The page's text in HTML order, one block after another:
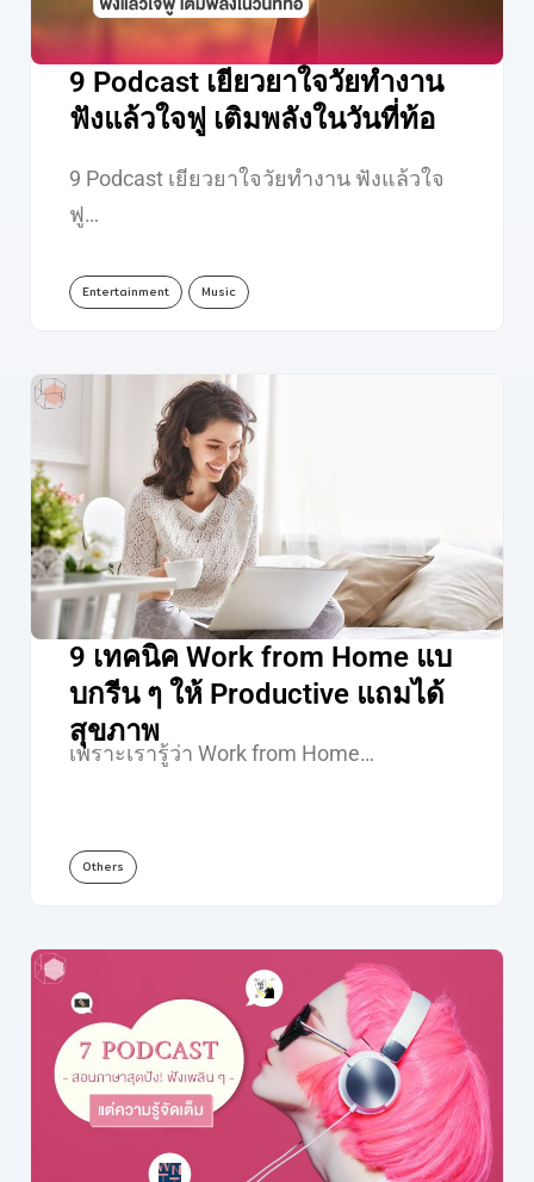
9 Podcast เยียวยาใจวัยทำงาน
ฟังแล้วใจฟู เติมพลังในวันที่ท้อ
9 Podcast เยียวยาใจวัยทำงาน ฟังแล้วใจ
ฟู…
Entertainment Music
9 เทคนิค Work from Home แบ
บกรีน ๆ ให้ Productive แถมได้
สุขภาพ
เพราะเรารู้ว่า Work from Home…
Others